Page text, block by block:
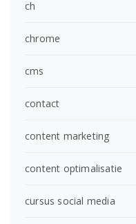
ch
chrome
cms
contact
content marketing
content optimalisatie
cursus social media